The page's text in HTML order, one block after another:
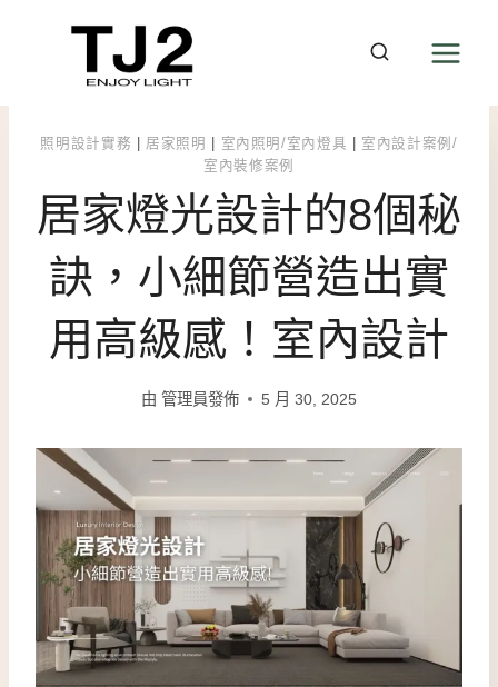
照明設計實務 居家照明 室內照明/室內燈具
室內設計案例/
室內裝修案例
居家燈光設計的8個秘
訣，小細節營造出實
用高級感！室內設計
由 管理員發佈 5 月 30, 2025